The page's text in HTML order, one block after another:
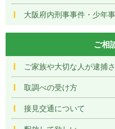
大阪府内刑事事件・少年
ご相
ご家族や大切な人が逮捕
取調べの受け方
接見交通について